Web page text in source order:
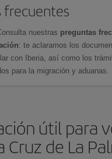
frecuentes
nuestras preguntas
: te aclaramos los
con Iberia, así como los
para la migración y aduanas.
útil para
Cruz de La